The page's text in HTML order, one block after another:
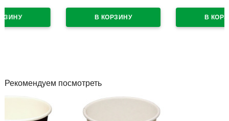
В наличии В наличии
Рекомендуем посмотреть